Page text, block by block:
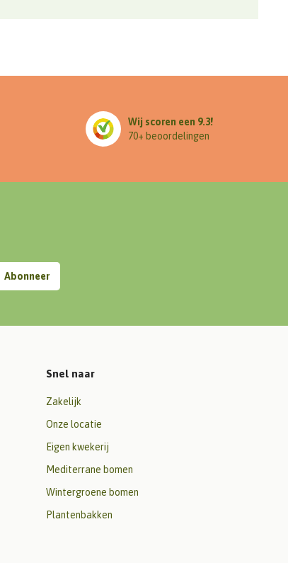
Wij scoren een 9.3!
70+ beoordelingen
Abonneer
Snel naar
Zakelijk
Onze locatie
Eigen kwekerij
Mediterrane bomen
Wintergroene bomen
Plantenbakken